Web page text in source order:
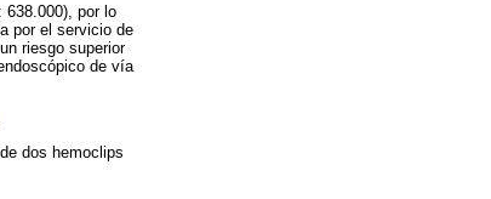
638.000), por lo
por el servicio de
riesgo superior
de vía
dos hemoclips